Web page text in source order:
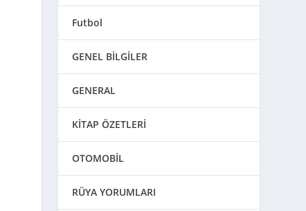
Futbol
GENEL BİLGİLER
GENERAL
KİTAP ÖZETLERİ
OTOMOBİL
RÜYA YORUMLARI